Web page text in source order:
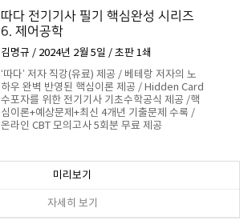
따다 전기기사 필기 핵심완성 시리즈
6. 제어공학
김명규 / 2024년 2월 5일 / 초판 1쇄
‘따다’ 저자 직강(유료) 제공 / 베테랑 저자의 노
하우 완벽 반영된 핵심이론 제공 / Hidden Card
수포자를 위한 전기기사 기초수학공식 제공 /핵
심이론+예상문제+최신 4개년 기출문제 수록 /
온라인 CBT 모의고사 5회분 무료 제공
미리보기
자세히 보기